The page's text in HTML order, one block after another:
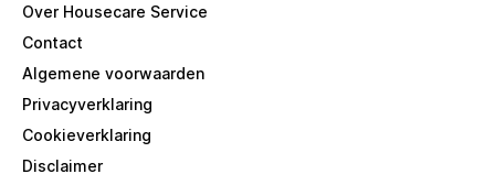
Over Housecare Service
Contact
Algemene voorwaarden
Privacyverklaring
Cookieverklaring
Disclaimer